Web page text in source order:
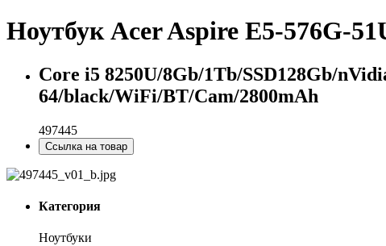
Ноутбук Acer Aspire E5-576G-
Core i5 8250U/8Gb/1Tb/SSD128Gb/
64/black/WiFi/BT/Cam/2800mAh
497445
Ссылка на товар
Категория
Ноутбуки